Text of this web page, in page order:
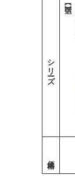
シリーズ